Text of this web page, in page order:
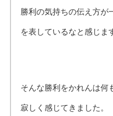
勝利の気持ちの伝え方が
を表しているなと感じま
そんな勝利をかれんは何
寂しく感じてきました。